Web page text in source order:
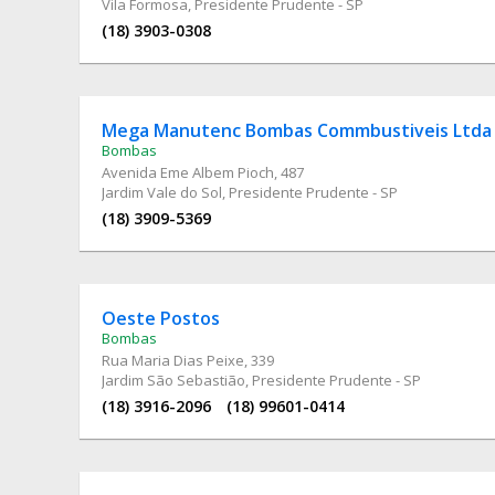
Vila Formosa, Presidente Prudente - SP
(18) 3903-0308
Mega Manutenc Bombas Commbustiveis
Bombas
Avenida Eme Albem Pioch, 487
Jardim Vale do Sol, Presidente Prudente - SP
(18) 3909-5369
Oeste Postos
Bombas
Rua Maria Dias Peixe, 339
Jardim São Sebastião, Presidente Prudente - SP
(18) 3916-2096 (18) 99601-0414